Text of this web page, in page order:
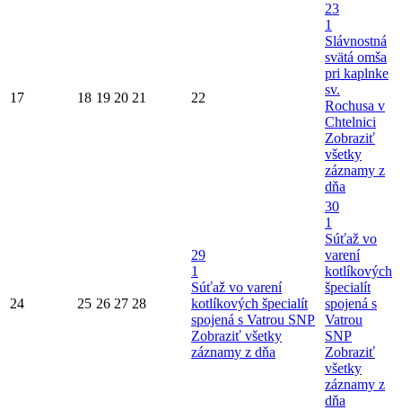
17 18 19 20 21 22
23
1
Slávnostná
svätá omša
pri kaplnke
sv.
Rochusa v
Chtelnici
Zobraziť
všetky
záznamy z
dňa
24 25 26 27 28
29
1
Súťaž vo varení
kotlíkových špecialít
spojená s Vatrou SNP
Zobraziť všetky
záznamy z dňa
30
1
Súťaž vo
varení
kotlíkových
špecialít
spojená s
Vatrou
SNP
Zobraziť
všetky
záznamy z
dňa